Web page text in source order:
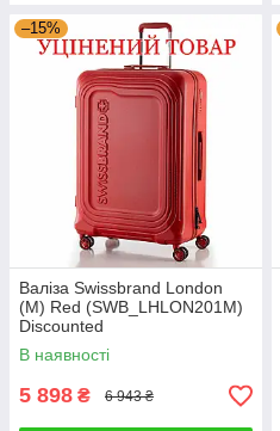
–15%
Валіза Swissbrand London
(M) Red (SWB_LHLON201M)
Discounted
В наявності
5 898 ₴ 6 943 ₴